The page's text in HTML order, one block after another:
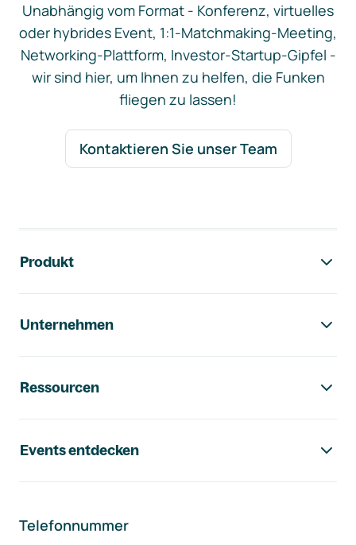
Unabhängig vom Format - Konferenz, virtuelles
oder hybrides Event, 1:1-Matchmaking-Meeting,
Networking-Plattform, Investor-Startup-Gipfel -
wir sind hier, um Ihnen zu helfen, die Funken
fliegen zu lassen!
Kontaktieren Sie unser Team
Produkt
Unternehmen
Ressourcen
Events entdecken
Telefonnummer